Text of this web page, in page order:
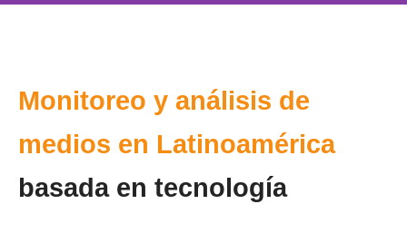
Monitorea prensa, TV, radio y medios digitales en tiempo real y
estratégicas.
Contáctenos
Monitoreo y análisis de
medios en Latinoamérica
basada en tecnología